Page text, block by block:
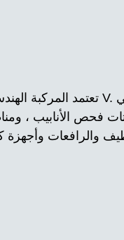
فحص الأنابيب ،